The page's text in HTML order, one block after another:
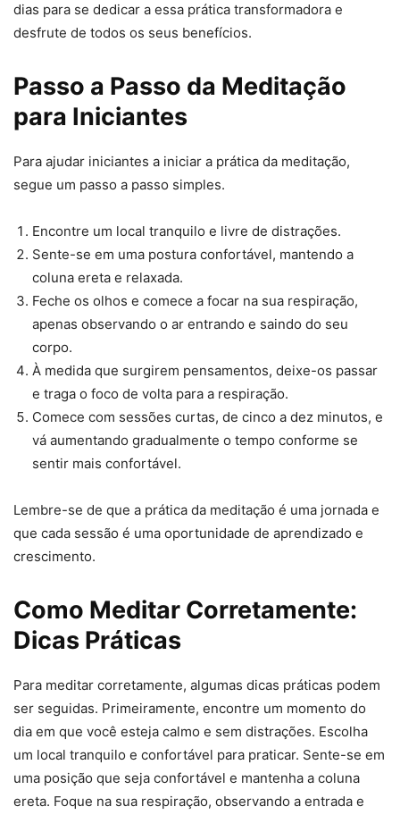
dias para se dedicar a essa prática transformadora e
desfrute de todos os seus benefícios.
Passo a Passo da Meditação
para Iniciantes
Para ajudar iniciantes a iniciar a prática da meditação,
segue um passo a passo simples.
Encontre um local tranquilo e livre de distrações.
Sente-se em uma postura confortável, mantendo a
coluna ereta e relaxada.
Feche os olhos e comece a focar na sua respiração,
apenas observando o ar entrando e saindo do seu
corpo.
À medida que surgirem pensamentos, deixe-os passar
e traga o foco de volta para a respiração.
Comece com sessões curtas, de cinco a dez minutos, e
vá aumentando gradualmente o tempo conforme se
sentir mais confortável.
Lembre-se de que a prática da meditação é uma jornada e
que cada sessão é uma oportunidade de aprendizado e
crescimento.
Como Meditar Corretamente:
Dicas Práticas
Para meditar corretamente, algumas dicas práticas podem
ser seguidas. Primeiramente, encontre um momento do
dia em que você esteja calmo e sem distrações. Escolha
um local tranquilo e confortável para praticar. Sente-se em
uma posição que seja confortável e mantenha a coluna
ereta. Foque na sua respiração, observando a entrada e